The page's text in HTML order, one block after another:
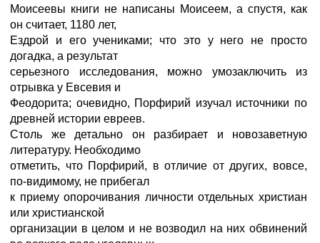
Моисеевы книги не написаны Моисеем, а спустя, как
он считает, 1180 лет,
Ездрой и его учениками; что это у него не просто
догадка, а результат
серьезного исследования, можно умозаключить из
отрывка у Евсевия и
Феодорита; очевидно, Порфирий изучал источники по
древней истории евреев.
Столь же детально он разбирает и новозаветную
литературу. Необходимо
отметить, что Порфирий, в отличие от других, вовсе,
по-видимому, не прибегал
к приему опорочивания личности отдельных христиан
или христианской
организации в целом и не возводил на них обвинений